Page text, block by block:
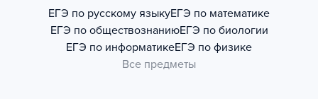
ЕГЭ по русскому языкуЕГЭ по математике
ЕГЭ по обществознаниюЕГЭ по биологии
ЕГЭ по информатикеЕГЭ по физике
Все предметы